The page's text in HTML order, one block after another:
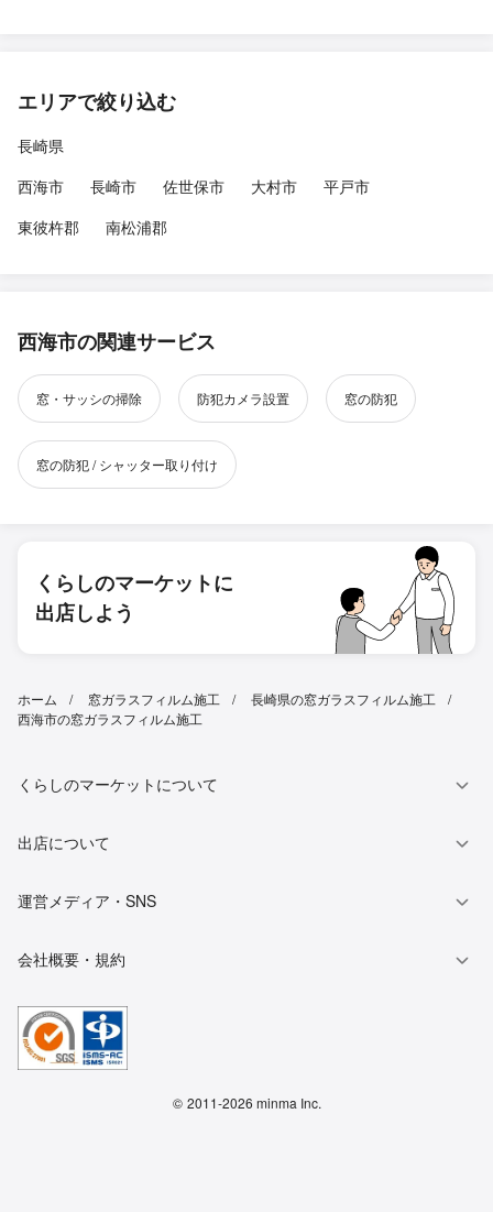
エリアで絞り込む
長崎県
西海市
長崎市 佐世保市 大村市
平戸市
東彼杵郡
南松浦郡
西海市の関連サービス
窓・サッシの掃除 防犯カメラ設置 窓の防犯
窓の防犯 / シャッター取り付け
くらしのマーケットに
出店しよう
ホーム 窓ガラスフィルム施工
長崎県の窓ガラスフィルム施工
西海市の窓ガラスフィルム施工
くらしのマーケットについて
出店について
運営メディア・SNS
会社概要・規約
© 2011-2026 minma Inc.